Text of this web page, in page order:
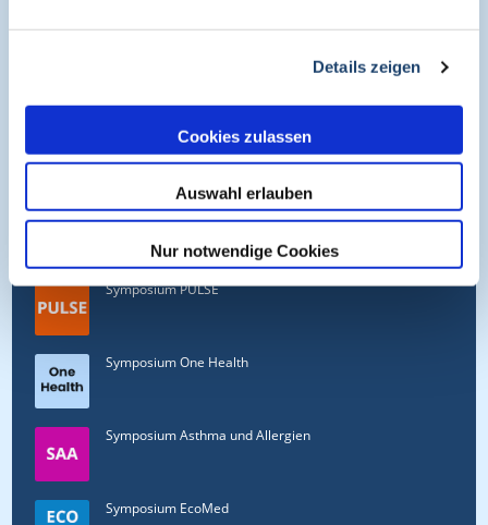
Details zeigen
Cookies zulassen
Auswahl erlauben
Nur notwendige Cookies
Im Birnengarten 7
+49 (0)9134 2290930
helpdesk@medcram.de
Online Symposien
Symposium PULSE
Symposium One Health
Symposium Asthma und Allergien
Symposium EcoMed